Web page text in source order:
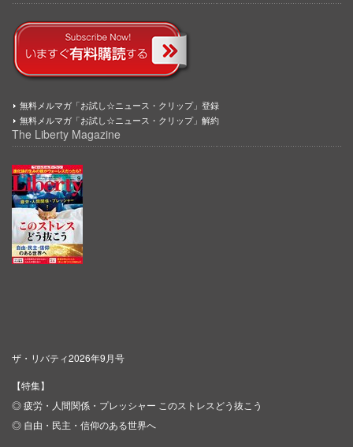
無料メルマガ「お試し☆ニュース・クリップ」登録
無料メルマガ「お試し☆ニュース・クリップ」解約
The Liberty Magazine
ザ・リバティ2026年9月号
【特集】
◎ 疲労・人間関係・プレッシャー このストレスどう抜こう
◎ 自由・民主・信仰のある世界へ